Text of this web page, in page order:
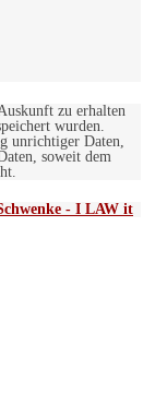
zu erhalten
wurden.
unrichtiger Daten,
soweit dem
- I LAW it